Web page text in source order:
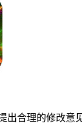
合理的修改意